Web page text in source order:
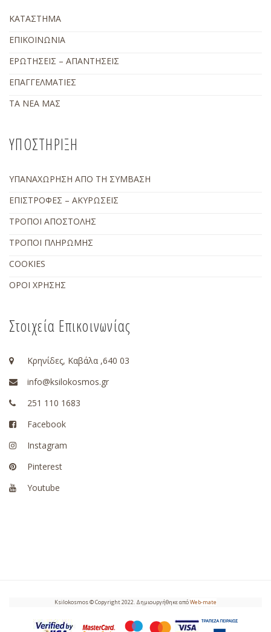
ΚΑΤΑΣΤΗΜΑ
ΕΠΙΚΟΙΝΩΝΙΑ
ΕΡΩΤΗΣΕΙΣ – ΑΠΑΝΤΗΣΕΙΣ
ΕΠΑΓΓΕΛΜΑΤΙΕΣ
ΤΑ ΝΕΑ ΜΑΣ
ΥΠΟΣΤΗΡΙΞΗ
ΥΠΑΝΑΧΩΡΗΣΗ ΑΠΟ ΤΗ ΣΥΜΒΑΣΗ
ΕΠΙΣΤΡΟΦΕΣ – ΑΚΥΡΩΣΕΙΣ
ΤΡΟΠΟΙ ΑΠΟΣΤΟΛΗΣ
ΤΡΟΠΟΙ ΠΛΗΡΩΜΗΣ
COOKIES
ΟΡΟΙ ΧΡΗΣΗΣ
Στοιχεία Επικοινωνίας
Κρηνίδες, Καβάλα ,640 03
info@ksilokosmos.gr
251 110 1683
Facebook
Instagram
Pinterest
Youtube
Ksilokosmos © Copyright 2022. Δημιουργήθηκε απόWeb-mate